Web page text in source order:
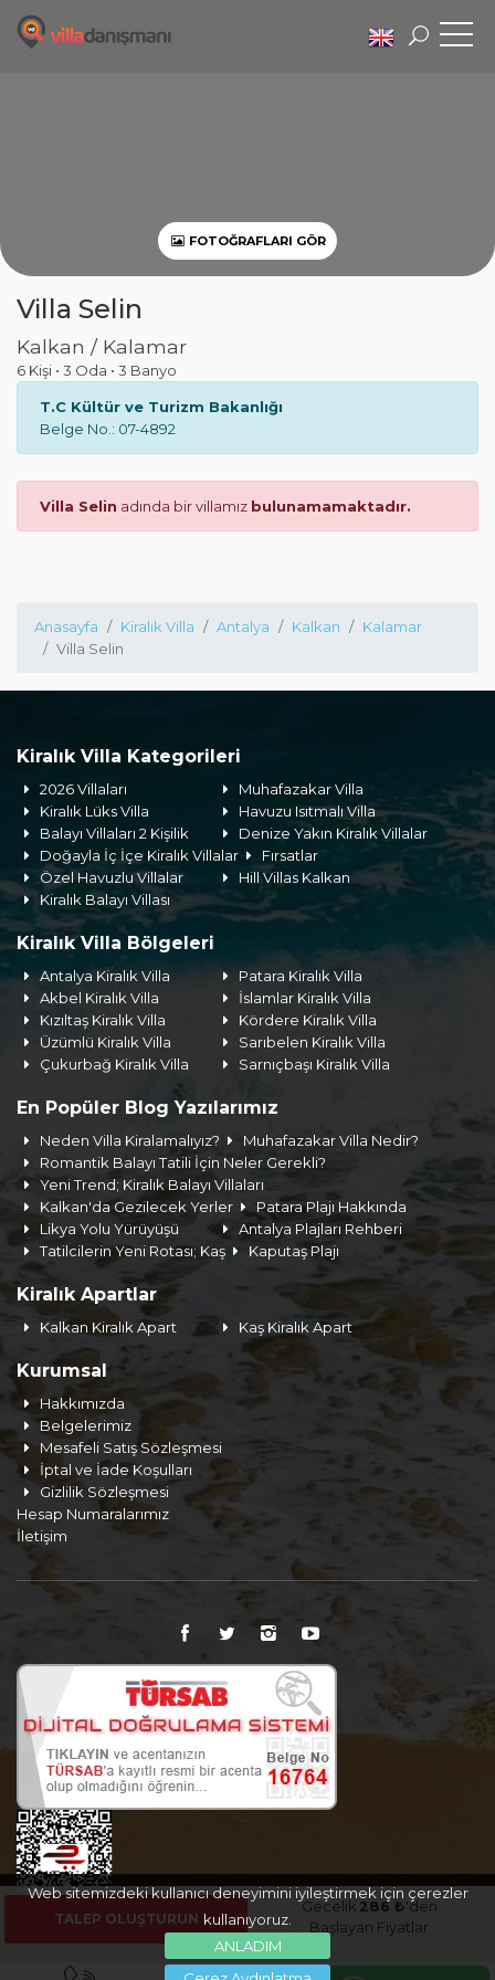
FOTOĞRAFLARI GÖR
Villa Selin
Kalkan / Kalamar
6 Kişi • 3 Oda • 3 Banyo
T.C Kültür ve Turizm Bakanlığı
Belge No.: 07-4892
Villa Selin adında bir villamız bulunamamaktadır.
Anasayfa Kiralık Villa Antalya Kalkan
Kalamar
Villa Selin
Kiralık Villa Kategorileri
2026 Villaları
Muhafazakar Villa
Kiralık Lüks Villa
Havuzu Isıtmalı Villa
Balayı Villaları 2 Kişilik
Denize Yakın Kiralık Villalar
Doğayla İç İçe Kiralık Villalar
Fırsatlar
Özel Havuzlu Villalar
Hill Villas Kalkan
Kiralık Balayı Villası
Kiralık Villa Bölgeleri
Antalya Kiralık Villa
Patara Kiralık Villa
Akbel Kiralık Villa
İslamlar Kiralık Villa
Kızıltaş Kiralık Villa
Kördere Kiralık Villa
Üzümlü Kiralık Villa
Sarıbelen Kiralık Villa
Çukurbağ Kiralık Villa
Sarnıçbaşı Kiralık Villa
En Popüler Blog Yazılarımız
Neden Villa Kiralamalıyız?
Muhafazakar Villa Nedir?
Romantik Balayı Tatili İçin Neler Gerekli?
Yeni Trend; Kiralık Balayı Villaları
Kalkan'da Gezilecek Yerler
Patara Plajı Hakkında
Likya Yolu Yürüyüşü
Antalya Plajları Rehberi
Tatilcilerin Yeni Rotası; Kaş
Kaputaş Plajı
Kiralık Apartlar
Kalkan Kiralık Apart Kaş Kiralık Apart
Kurumsal
Hakkımızda
Belgelerimiz
Mesafeli Satış Sözleşmesi
İptal ve İade Koşulları
Gizlilik Sözleşmesi
Hesap Numaralarımız
İletişim
Web sitemizdeki kullanıcı deneyimini iyileştirmek için çerezler
kullanıyoruz.
ANLADIM
TALEP OLUŞTURUN
Gecelik 286 ₺'den
Başlayan Fiyatlar